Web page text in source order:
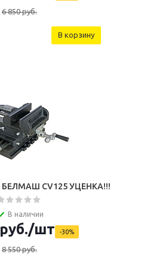
6 850руб.
В корзину
Тиcки крестовые БЕЛМАШ CV125 УЦЕНКА!!!
В наличии
руб./шт -30%
8 550руб.